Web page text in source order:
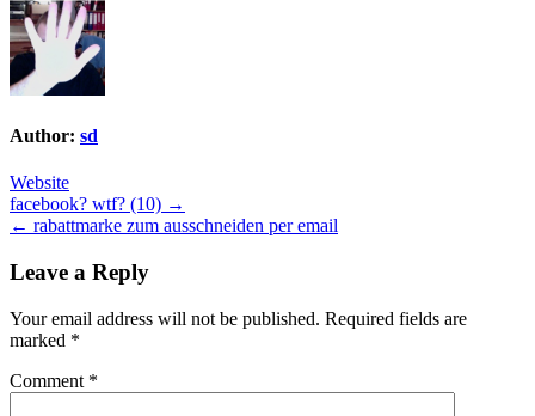
Author: sd
Website
Post
navigation
facebook? wtf? (10) →
← rabattmarke zum ausschneiden per email
Leave a Reply
Your email address will not be published. Required fields are
marked *
Comment *